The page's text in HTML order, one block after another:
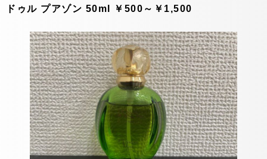
ドゥル プアゾン 50ml ￥500～￥1,500